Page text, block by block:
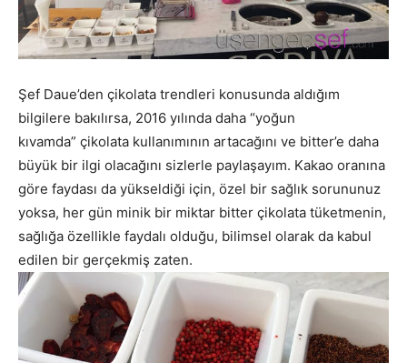
Şef Daue’den çikolata trendleri konusunda aldığım
bilgilere bakılırsa, 2016 yılında daha “yoğun
kıvamda” çikolata kullanımının artacağını ve bitter’e daha
büyük bir ilgi olacağını sizlerle paylaşayım. Kakao oranına
göre faydası da yükseldiği için, özel bir sağlık sorununuz
yoksa, her gün minik bir miktar bitter çikolata tüketmenin,
sağlığa özellikle faydalı olduğu, bilimsel olarak da kabul
edilen bir gerçekmiş zaten.